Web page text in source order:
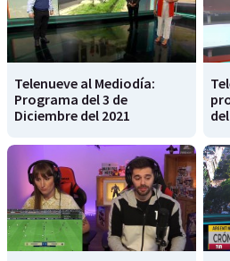
Telenueve al Mediodía:
Programa del 3 de
Diciembre del 2021